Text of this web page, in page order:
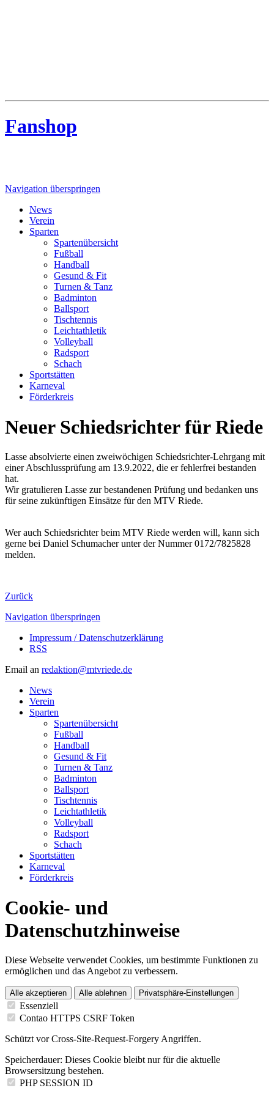
Fanshop
Navigation überspringen
News
Verein
Sparten
Spartenübersicht
Fußball
Handball
Gesund & Fit
Turnen & Tanz
Badminton
Ballsport
Tischtennis
Leichtathletik
Volleyball
Radsport
Schach
Sportstätten
Karneval
Förderkreis
Neuer Schiedsrichter für Riede
Lasse absolvierte einen zweiwöchigen Schiedsrichter-Lehrgang mit
einer Abschlussprüfung am 13.9.2022, die er fehlerfrei bestanden
hat.
Wir gratulieren Lasse zur bestandenen Prüfung und bedanken uns
für seine zukünftigen Einsätze für den MTV Riede.
Wer auch Schiedsrichter beim MTV Riede werden will, kann sich
gerne bei Daniel Schumacher unter der Nummer 0172/7825828
melden.
Zurück
Navigation überspringen
Impressum / Datenschutzerklärung
RSS
Email an redaktion@mtvriede.de
News
Verein
Sparten
Spartenübersicht
Fußball
Handball
Gesund & Fit
Turnen & Tanz
Badminton
Ballsport
Tischtennis
Leichtathletik
Volleyball
Radsport
Schach
Sportstätten
Karneval
Förderkreis
Cookie- und
Datenschutzhinweise
Diese Webseite verwendet Cookies, um bestimmte Funktionen zu
ermöglichen und das Angebot zu verbessern.
Alle akzeptieren Alle ablehnen Privatsphäre-Einstellungen
Essenziell
Contao HTTPS CSRF Token
Schützt vor Cross-Site-Request-Forgery Angriffen.
Speicherdauer: Dieses Cookie bleibt nur für die aktuelle
Browsersitzung bestehen.
PHP SESSION ID